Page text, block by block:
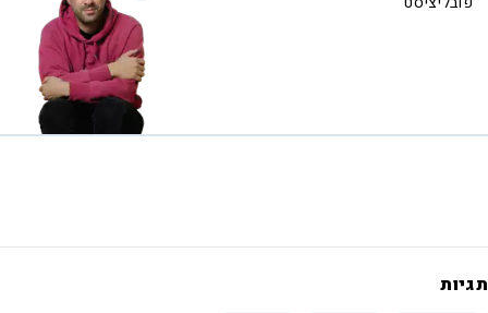
תגיות